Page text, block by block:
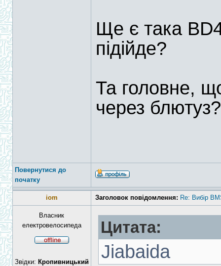
Ще є така
підійде?
Та головне,
через
Повернутися до
початку
iom Заголовок повідомлення: Re: Вибір
Власник
електровелосипеда
Звідки: Кропивницький
Цитата:
Jiabaida